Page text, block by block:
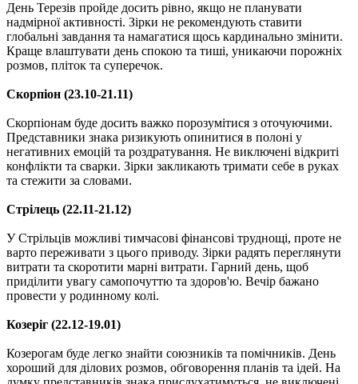
День Терезів пройде досить рівно, якщо не планувати
надмірної активності. Зірки не рекомендують ставити
глобальні завдання та намагатися щось кардинально змінити.
Краще влаштувати день спокою та тиші, уникаючи порожніх
розмов, пліток та суперечок.
Скорпіон (23.10-21.11)
Скорпіонам буде досить важко порозумітися з оточуючими.
Представники знака ризикують опинитися в полоні у
негативних емоцій та роздратування. Не виключені відкриті
конфлікти та сварки. Зірки закликають тримати себе в руках
та стежити за словами.
Стрілець (22.11-21.12)
У Стрільців можливі тимчасові фінансові труднощі, проте не
варто переживати з цього приводу. Зірки радять переглянути
витрати та скоротити марні витрати. Гарний день, щоб
приділити увагу самопочуттю та здоров'ю. Вечір бажано
провести у родинному колі.
Козеріг (22.12-19.01)
Козерогам буде легко знайти союзників та помічників. День
хороший для ділових розмов, обговорення планів та ідей. На